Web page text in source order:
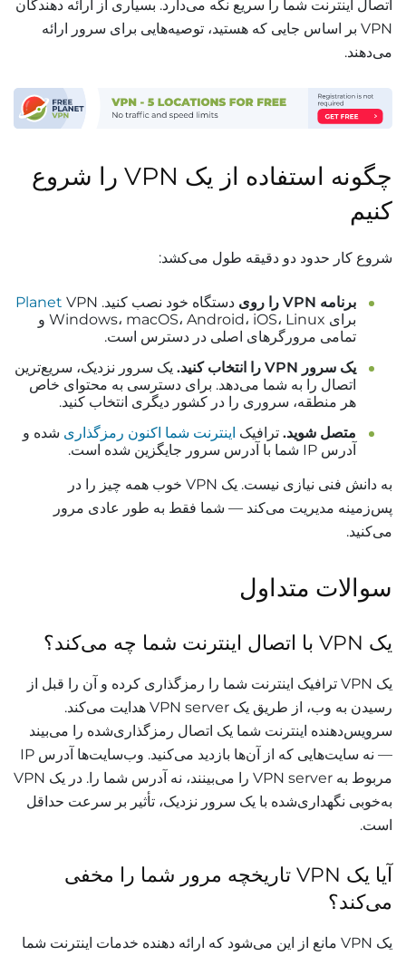
اتصال اینترنت شما را سریع نگه می‌دارد. بسیاری از ارائه دهندگان
VPN بر اساس جایی که هستید، توصیه‌هایی برای سرور ارائه
می‌دهند.
چگونه استفاده از یک VPN را شروع
کنیم
شروع کار حدود دو دقیقه طول می‌کشد:
برنامه VPN را روی دستگاه خود نصب کنید. Planet VPN
برای Windows، macOS، Android، iOS، Linux و
تمامی مرورگرهای اصلی در دسترس است.
یک سرور VPN را انتخاب کنید.
یک سرور نزدیک، سریع‌ترین
اتصال را به شما می‌دهد. برای دسترسی به محتوای خاص
هر منطقه، سروری را در کشور دیگری انتخاب کنید.
متصل شوید. ترافیک اینترنت شما اکنون رمزگذاری شده و
آدرس IP شما با آدرس سرور جایگزین شده است.
به دانش فنی نیازی نیست. یک VPN خوب همه چیز را در
پس‌زمینه مدیریت می‌کند — شما فقط به طور عادی مرور
می‌کنید.
سوالات متداول
یک VPN با اتصال اینترنت شما چه می‌کند؟
یک VPN ترافیک اینترنت شما را رمزگذاری کرده و آن را قبل از
رسیدن به وب، از طریق یک VPN server هدایت می‌کند.
سرویس‌دهنده اینترنت شما یک اتصال رمزگذاری‌شده را می‌بیند
— نه سایت‌هایی که از آن‌ها بازدید می‌کنید. وب‌سایت‌ها آدرس IP
مربوط به VPN server را می‌بینند، نه آدرس شما را. در یک VPN
به‌خوبی نگهداری‌شده با یک سرور نزدیک، تأثیر بر سرعت حداقل
است.
آیا یک VPN تاریخچه مرور شما را مخفی
می‌کند؟
یک VPN مانع از این می‌شود که ارائه دهنده خدمات اینترنت شما